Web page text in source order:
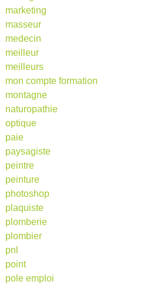
marketing
masseur
medecin
meilleur
meilleurs
mon compte formation
montagne
naturopathie
optique
paie
paysagiste
peintre
peinture
photoshop
plaquiste
plomberie
plombier
pnl
point
pole emploi